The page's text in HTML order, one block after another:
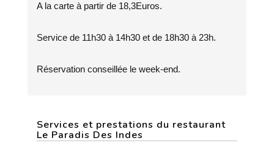
A la carte à partir de 18,3Euros.
Service de 11h30 à 14h30 et de 18h30 à 23h.
Réservation conseillée le week-end.
Services et prestations du restaurant
Le Paradis Des Indes